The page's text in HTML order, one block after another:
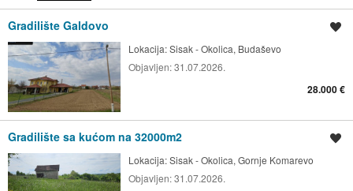
Gradilište Galdovo
Lokacija:Sisak - Okolica, Budaševo
Objavljen:31.07.2026.
28.000 €
Gradilište sa kućom na 32000m2
Lokacija:Sisak - Okolica, Gornje Komarevo
Objavljen:31.07.2026.